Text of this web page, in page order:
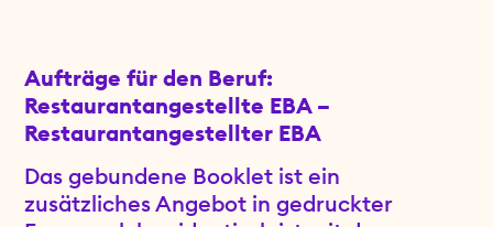
Aufträge für den Beruf:
Restaurantangestellte EBA –
Restaurantangestellter EBA
Das gebundene Booklet ist ein
zusätzliches Angebot in gedruckter